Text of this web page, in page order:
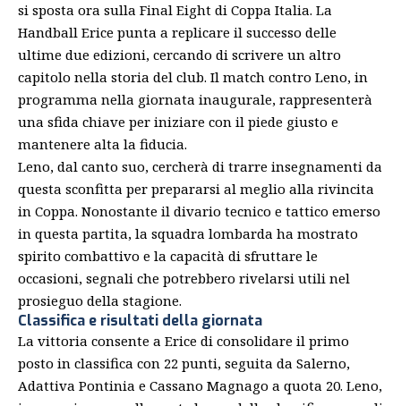
si sposta ora sulla Final Eight di Coppa Italia. La
Handball Erice punta a replicare il successo delle
ultime due edizioni, cercando di scrivere un altro
capitolo nella storia del club. Il match contro Leno, in
programma nella giornata inaugurale, rappresenterà
una sfida chiave per iniziare con il piede giusto e
mantenere alta la fiducia.
Leno, dal canto suo, cercherà di trarre insegnamenti da
questa sconfitta per prepararsi al meglio alla rivincita
in Coppa. Nonostante il divario tecnico e tattico emerso
in questa partita, la squadra lombarda ha mostrato
spirito combattivo e la capacità di sfruttare le
occasioni, segnali che potrebbero rivelarsi utili nel
prosieguo della stagione.
Classifica e risultati della giornata
La vittoria consente a Erice di consolidare il primo
posto in classifica con 22 punti, seguita da Salerno,
Adattiva Pontinia e Cassano Magnago a quota 20. Leno,